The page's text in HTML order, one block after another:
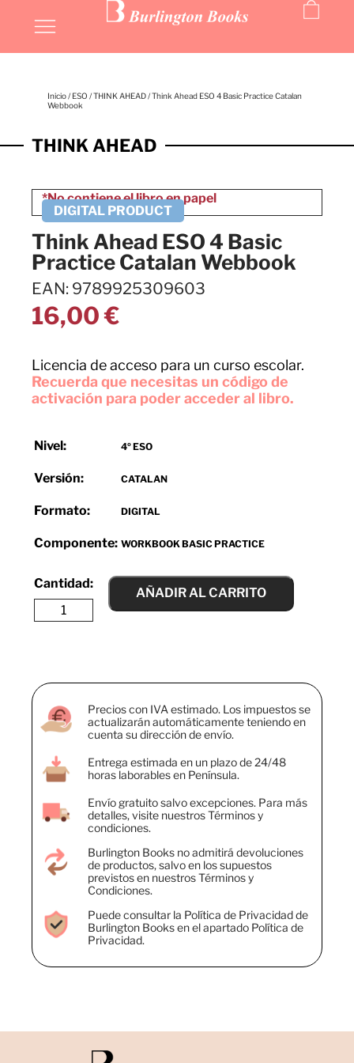
Inicio/ ESO /THINK AHEAD/ Think Ahead ESO 4 Basic Practice Catalan
Webbook
THINK AHEAD
Think Ahead ESO 4 Basic
Practice Catalan Webbook
EAN: 9789925309603
16,00€
Licencia de acceso para un curso escolar.
Recuerda que necesitas un código de
activación para poder acceder al libro.
Nivel: 4º ESO
Versión: CATALAN
Formato: DIGITAL
Componente: WORKBOOK BASIC PRACTICE
AÑADIR AL CARRITO
Precios con IVA estimado. Los impuestos se
actualizarán automáticamente teniendo en
cuenta su dirección de envío.
Entrega estimada en un plazo de 24/48
horas laborables en Península.
Envío gratuito salvo excepciones. Para más
detalles, visite nuestros Términos y
condiciones.
Burlington Books no admitirá devoluciones
de productos, salvo en los supuestos
previstos en nuestros Términos y
Condiciones.
Puede consultar la Política de Privacidad de
Burlington Books en el apartado Política de
Privacidad.